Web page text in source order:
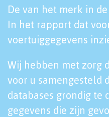
De van het merk in
In het rapport dat
voertuiggegevens
Wij hebben met zorg
voor u samengesteld
databases grondig te
gegevens die zijn